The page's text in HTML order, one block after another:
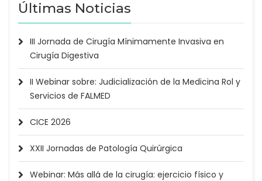
Últimas Noticias
III Jornada de Cirugía Mínimamente Invasiva en
Cirugía Digestiva
II Webinar sobre: Judicialización de la Medicina Rol y
Servicios de FALMED
CICE 2026
XXII Jornadas de Patología Quirúrgica
Webinar: Más allá de la cirugía: ejercicio físico y